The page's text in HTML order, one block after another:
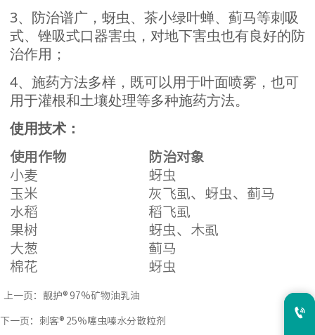
3、防治谱广，蚜虫、茶小绿叶蝉、蓟马等刺吸
式、锉吸式口器害虫，对地下害虫也有良好的防
治作用；
4、施药方法多样，既可以用于叶面喷雾，也可
用于灌根和土壤处理等多种施药方法。
使用技术：
使用作物
防治对象
小麦
蚜虫
玉米
灰飞虱、蚜虫、蓟马
水稻
稻飞虱
果树
蚜虫、木虱
大葱
蓟马
棉花
蚜虫
上一页： 靓护® 97%矿物油乳油
下一页： 刺客® 25%噻虫嗪水分散粒剂
